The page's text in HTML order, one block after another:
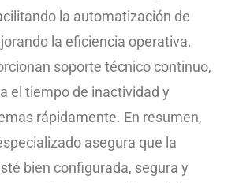
la automatización de
la eficiencia operativa.
soporte técnico continuo,
el tiempo de inactividad y
rápidamente. En resumen,
asegura que la
bien configurada, segura y